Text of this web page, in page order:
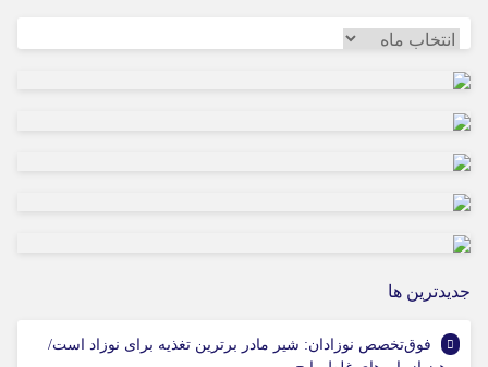
آرشیو
پویاخبر
جديدترين ها
فوق‌تخصص نوزادان: شیر مادر برترین تغذیه برای نوزاد است/